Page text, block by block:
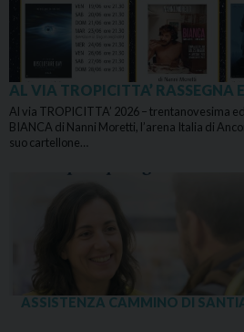
AL VIA TROPICITTA’ RASSEGNA
Al via TROPICITTA’ 2026 – trentanovesima
BIANCA di Nanni Moretti, l’arena Italia di
suo cartellone…
ASSISTENZA CAMMINO DI